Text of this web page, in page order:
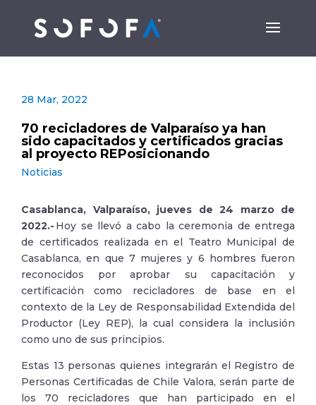
28 Mar, 2022
70 recicladores de Valparaíso ya han
sido capacitados y certificados gracias
al proyecto REPosicionando
Noticias
Casablanca, Valparaíso, jueves de 24 marzo de
2022.- Hoy se llevó a cabo la ceremonia de entrega
de certificados realizada en el Teatro Municipal de
Casablanca, en que 7 mujeres y 6 hombres fueron
reconocidos por aprobar su capacitación y
certificación como recicladores de base en el
contexto de la Ley de Responsabilidad Extendida del
Productor (Ley REP), la cual considera la inclusión
como uno de sus principios.
Estas 13 personas quienes integrarán el Registro de
Personas Certificadas de Chile Valora, serán parte de
los 70 recicladores que han participado en el